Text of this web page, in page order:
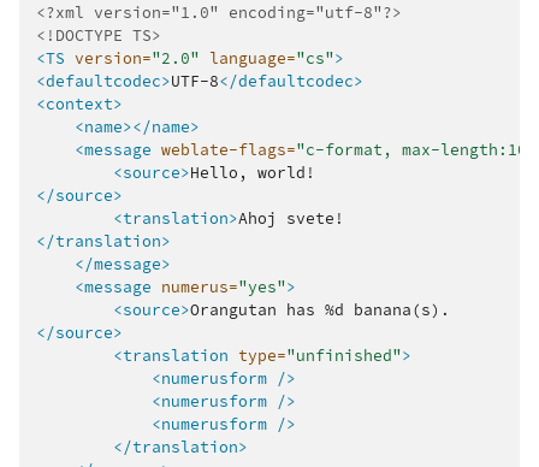
<?xml version="1.0" encoding="utf-8"?>
<!DOCTYPE TS>
<TS version="2.0" language="cs">
<defaultcodec>UTF-8</defaultcodec>
<context>
<name></name>
<message weblate-flags="c-format, max-
<source>Hello,
</source>
<translation>Ahoj
</translation>
</message>
<message numerus="yes">
<source>Orangutan has %d
</source>
<translation type="unfinished">
<numerusform />
<numerusform />
<numerusform />
</translation>